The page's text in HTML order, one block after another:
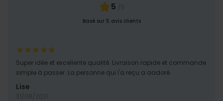
5 /5
Basé sur 5 avis clients
Super idée et excellente qualité. Livraison rapide et commande
simple à passer. La personne qui l'a reçu a aadoré.
Lise
31/08/2021